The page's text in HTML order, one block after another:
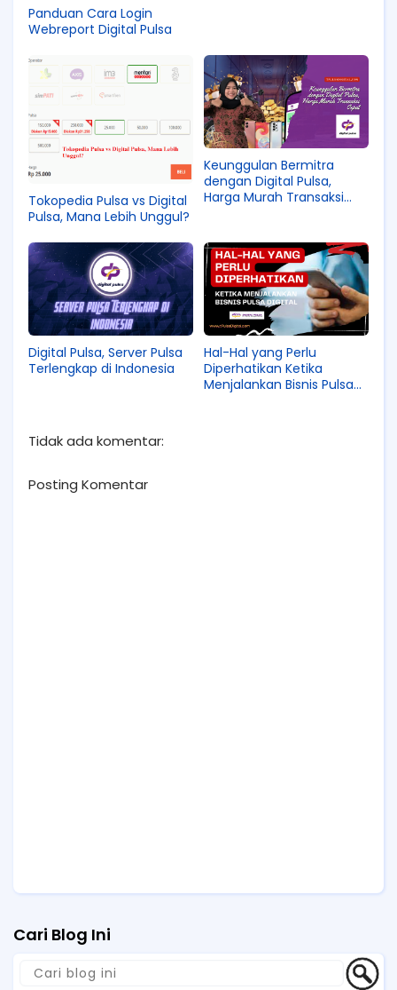
Panduan Cara Login
Webreport Digital Pulsa
Tokopedia Pulsa vs Digital
Pulsa, Mana Lebih Unggul?
Keunggulan Bermitra
dengan Digital Pulsa,
Harga Murah Transaksi
Digital Pulsa, Server Pulsa
Terlengkap di Indonesia
Hal-Hal yang Perlu
Diperhatikan Ketika
Menjalankan Bisnis Pulsa
Tidak ada komentar:
Posting Komentar
Cari Blog Ini